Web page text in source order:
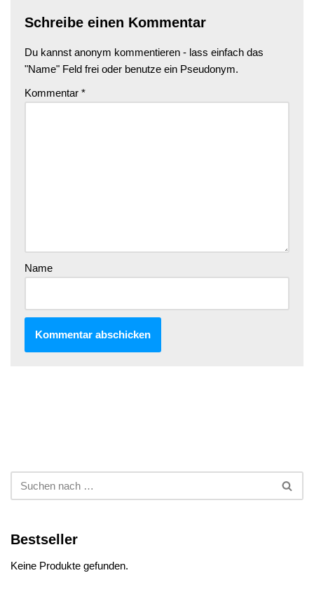
Schreibe einen Kommentar
Du kannst anonym kommentieren - lass einfach das
"Name" Feld frei oder benutze ein Pseudonym.
Kommentar *
Name
Bestseller
Keine Produkte gefunden.